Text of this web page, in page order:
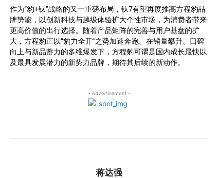
作为“豹+钛”战略的又一重磅布局，钛7有望再度推高方程豹品
牌势能，以创新科技与越级体验扩大个性市场，为消费者带来
更高价值的出行选择。随着产品矩阵的完善与用户基盘的扩
大，方程豹正以“豹力全开”之势加速奔跑。在销量攀升、口碑
向上与新品蓄力的多维爆发下，方程豹可谓是国内成长最快以
及最具发展潜力的新势力品牌，期待其后续的新动作。
- Advertisement -
蒋达强